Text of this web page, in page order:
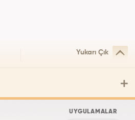
Yukarı Çık
UYGULAMALAR